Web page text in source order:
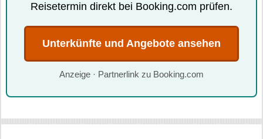
Reisetermin direkt bei Booking.com prüfen.
Unterkünfte und Angebote ansehen
Anzeige · Partnerlink zu Booking.com